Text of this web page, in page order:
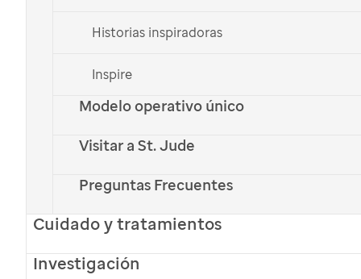
Historias inspiradoras
Inspire
Modelo operativo único
Visitar a St. Jude
Preguntas Frecuentes
Cuidado y tratamientos
Investigación
Un linfoma de Hodgkin no detiene
Haz una Donación
Alana tiene muchos sueños para el futuro —
ser maestra, abogada, bailarina y científica.